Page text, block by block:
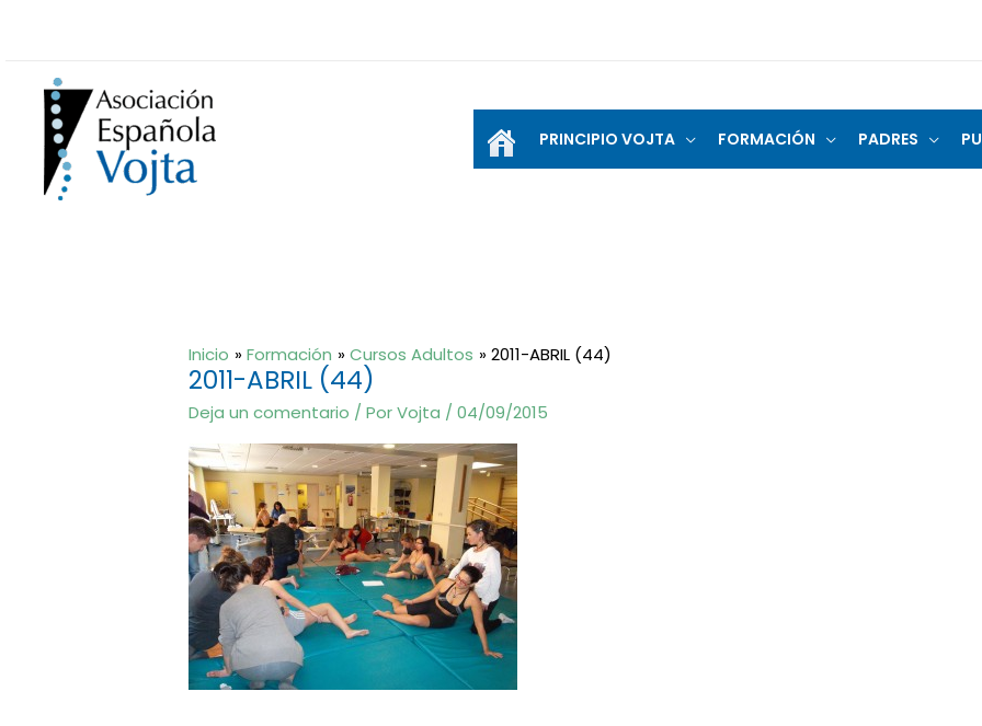
PRINCIPIO VOJTA FORMACIÓN PADRES
Inicio Formación Cursos Adultos 2011-ABRIL (44)
2011-ABRIL (44)
Deja un comentario / PorVojta /04/09/2015